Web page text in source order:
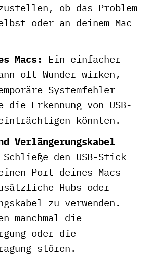
ob das Problem
oder an deinem Mac
Macs: Ein einfacher
oft Wunder wirken,
Systemfehler
Erkennung von USB-
könnten.
Verlängerungskabel
Schließe den USB-Stick
Port deines Macs
Hubs oder
zu verwenden.
manchmal die
oder die
stören.